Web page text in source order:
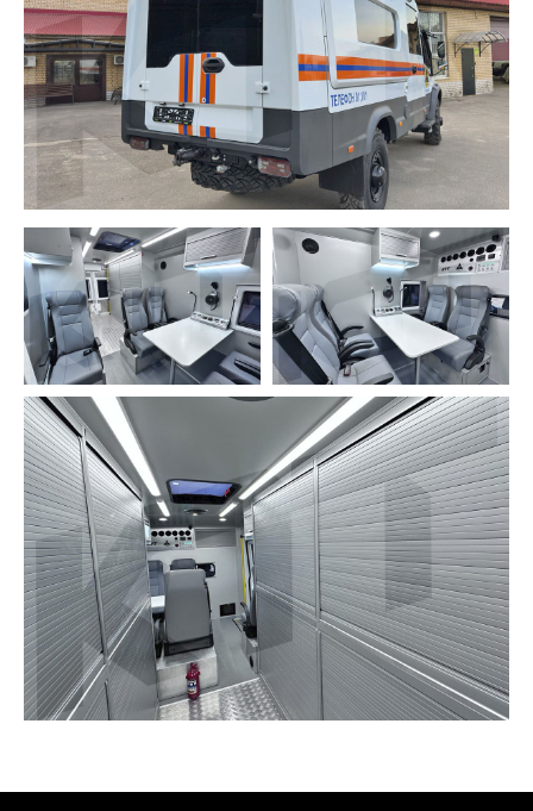
ПОЛУЧИТЬ КОНСУЛЬТАЦИЮ
ПОЛУЧИТЕ
КВАЛИФИЦИРОВАННУЮ
КОНСУЛЬТАЦИЮ ПО